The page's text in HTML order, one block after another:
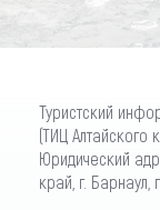
Туристский
(ТИЦ Алтайского
Юридический
край, г.